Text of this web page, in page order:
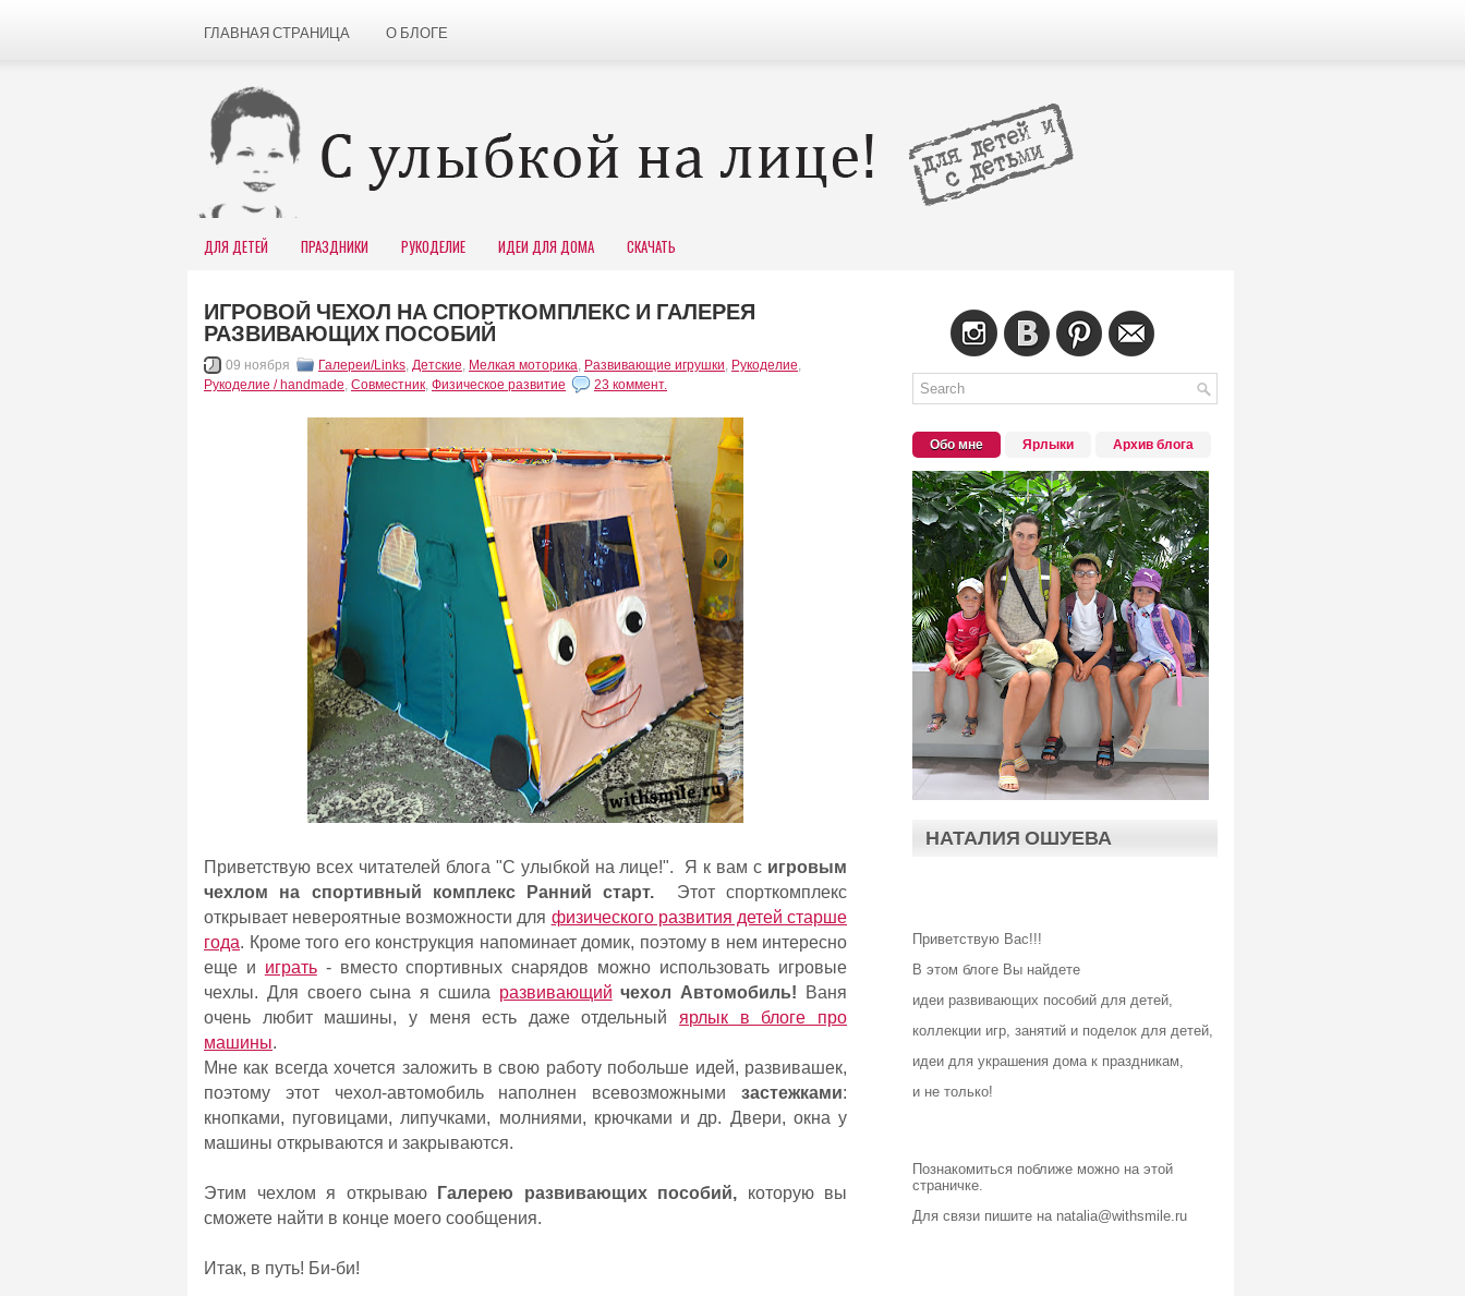
ГЛАВНАЯ СТРАНИЦА О БЛОГЕ
ДЛЯ ДЕТЕЙ ПРАЗДНИКИ РУКОДЕЛИЕ ИДЕИ ДЛЯ ДОМА СКАЧАТЬ
ИГРОВОЙ ЧЕХОЛ НА СПОРТКОМПЛЕКС И ГАЛЕРЕЯ
РАЗВИВАЮЩИХ ПОСОБИЙ
09 ноября Галереи/Links, Детские, Мелкая моторика, Развивающие игрушки, Рукоделие,
Рукоделие / handmade, Совместник, Физическое развитие 23 коммент.
Приветствую всех читателей блога "С улыбкой на лице!". Я к вам с игровым
чехлом на спортивный комплекс Ранний старт. Этот спорткомплекс
открывает невероятные возможности для физического развития детей старше
года. Кроме того его конструкция напоминает домик, поэтому в нем интересно
еще и играть- вместо спортивных снарядов можно использовать игровые
чехлы. Для своего сына я сшила развивающий чехол Автомобиль!
Ваня
очень любит машины, у меня есть даже отдельный ярлык в блоге про
машины.
Мне как всегда хочется заложить в свою работу побольше идей, развивашек,
поэтому этот чехол-автомобиль наполнен всевозможными застежками:
кнопками, пуговицами, липучками, молниями, крючками и др. Двери, окна у
машины открываются и закрываются.
Этим чехлом я открываю Галерею развивающих пособий, которую вы
сможете найти в конце моего сообщения.
Итак, в путь! Би-би!
Обо мне Ярлыки Архив блога
НАТАЛИЯ ОШУЕВА
Приветствую Вас!!!
В этом блоге Вы найдете
идеи развивающих пособий для детей,
коллекции игр, занятий и поделок для детей,
идеи для украшения дома к праздникам,
и не только!
Познакомиться поближе можно на этой
страничке.
Для связи пишите на natalia@withsmile.ru